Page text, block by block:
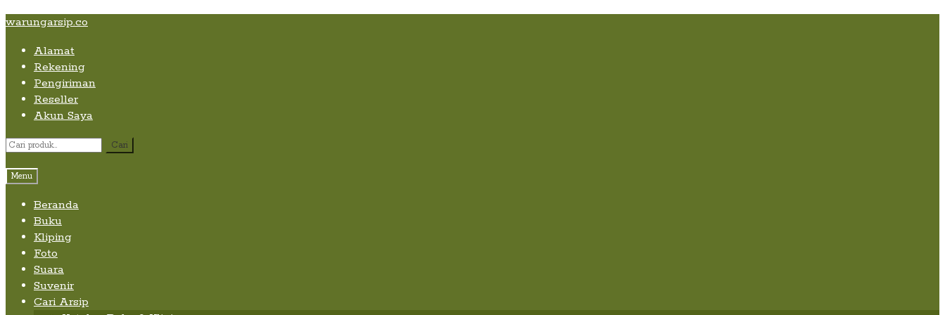
Skip
content
Skip
navigation
Skip
content
warungarsip.co
Alamat
Rekening
Pengiriman
Reseller
Akun Saya
Pencarian
Cari
Menu
Beranda
Buku
Kliping
Foto
Suara
Suvenir
Cari Arsip